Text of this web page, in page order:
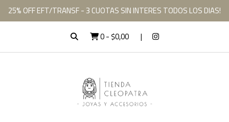
25% OFF EFT/TRANSF - 3 CUOTAS SIN INTERES TODOS LOS DIAS!
0-$0,00